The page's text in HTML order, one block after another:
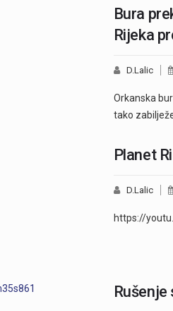
Bura
Rijeka
D.Lalic
Orkanska
tako
Planet
D.Lalic
https://
Rušenje